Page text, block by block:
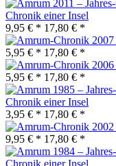
Chronik einer Insel
9,95 € * 17,80 € *
5,95 € * 17,80 € *
5,95 € * 17,80 € *
Chronik einer Insel
3,95 € * 17,80 € *
9,95 € * 17,80 € *
Chronik einer Insel